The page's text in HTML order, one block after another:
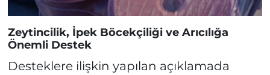
Zeytincilik, İpek Böcekçiliği ve Arıcılığa
Önemli Destek
Desteklere ilişkin yapılan açıklamada